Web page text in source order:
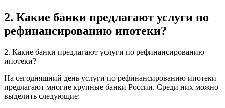
2. Какие банки предлагают услуги по
рефинансированию ипотеки?
2. Какие банки предлагают услуги по рефинансированию
ипотеки?
На сегодняшний день услуги по рефинансированию ипотеки
предлагают многие крупные банки России. Среди них можно
выделить следующие: